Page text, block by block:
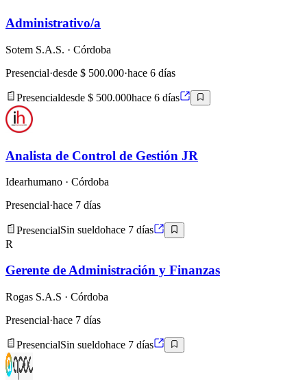
Administrativo/a
Sotem S.A.S. · Córdoba
Presencial·desde $ 500.000·hace 6 días
Presencialdesde $ 500.000hace 6 días
Analista de Control de Gestión JR
Idearhumano · Córdoba
Presencial·hace 7 días
PresencialSin sueldohace 7 días
R
Gerente de Administración y Finanzas
Rogas S.A.S · Córdoba
Presencial·hace 7 días
PresencialSin sueldohace 7 días